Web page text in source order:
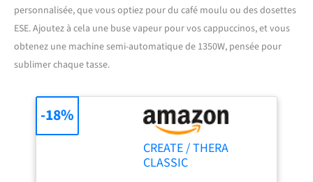
personnalisée, que vous optiez pour du café moulu ou des dosettes
ESE. Ajoutez à cela une buse vapeur pour vos cappuccinos, et vous
obtenez une machine semi-automatique de 1350W, pensée pour
sublimer chaque tasse.
CREATE / THERA
CLASSIC
-18%